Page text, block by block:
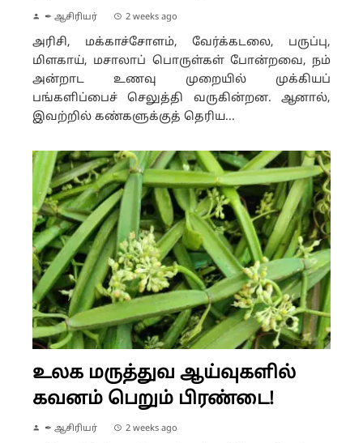
✒ ஆசிரியர் 2 weeks ago
அரிசி, மக்காச்சோளம், வேர்க்கடலை, பருப்பு,
மிளகாய், மசாலாப் பொருள்கள் போன்றவை, நம்
அன்றாட உணவு முறையில் முக்கியப்
பங்களிப்பைச் செலுத்தி வருகின்றன. ஆனால்,
இவற்றில் கண்களுக்குத் தெரிய...
உலக மருத்துவ ஆய்வுகளில்
கவனம் பெறும் பிரண்டை!
✒ ஆசிரியர் 2 weeks ago